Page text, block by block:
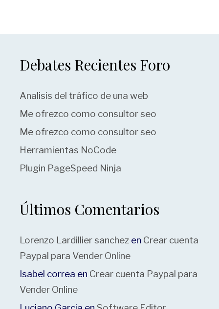
Debates Recientes Foro
Analisis del tráfico de una web
Me ofrezco como consultor seo
Me ofrezco como consultor seo
Herramientas NoCode
Plugin PageSpeed Ninja
Últimos Comentarios
Lorenzo Lardillier sanchez en Crear cuenta
Paypal para Vender Online
Isabel correa en Crear cuenta Paypal para
Vender Online